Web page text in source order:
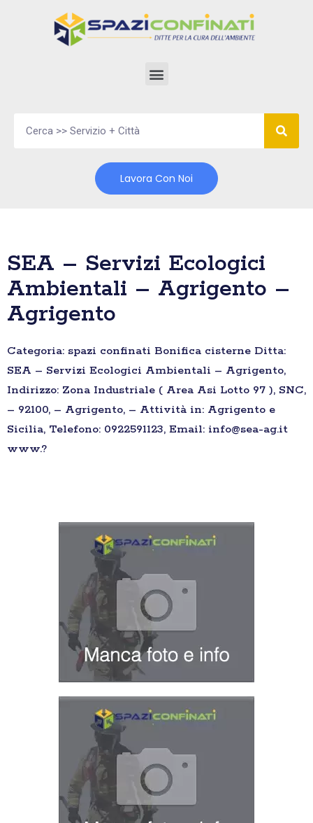
Lavora Con Noi
SEA – Servizi Ecologici
Ambientali – Agrigento –
Agrigento
Categoria: spazi confinati Bonifica cisterne Ditta:
SEA – Servizi Ecologici Ambientali – Agrigento,
Indirizzo: Zona Industriale ( Area Asi Lotto 97 ), SNC,
– 92100, – Agrigento, – Attività in: Agrigento e
Sicilia, Telefono: 0922591123, Email: info@sea-ag.it
www.?